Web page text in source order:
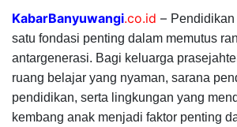
KabarBanyuwangi.co.id –
satu fondasi penting dalam memutus
antargenerasi. Bagi keluarga
ruang belajar yang nyaman, sarana
pendidikan, serta lingkungan yang
kembang anak menjadi faktor penting